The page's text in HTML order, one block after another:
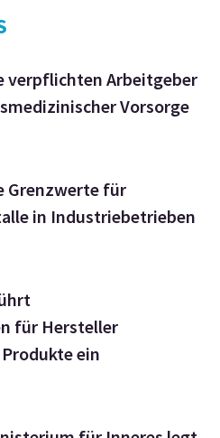
verpflichten Arbeitgeber
Vorsorge
Grenzwerte für
in Industriebetrieben
für Hersteller
ein